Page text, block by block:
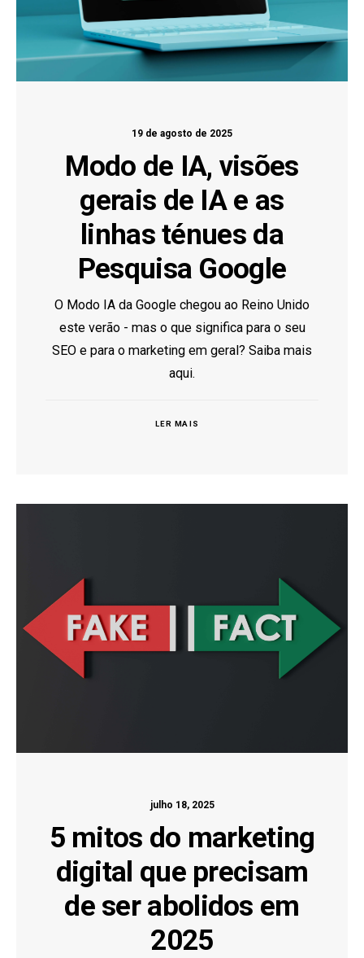
19 de agosto de 2025
Modo de IA, visões
gerais de IA e as
linhas ténues da
Pesquisa Google
O Modo IA da Google chegou ao Reino Unido
este verão - mas o que significa para o seu
SEO e para o marketing em geral? Saiba mais
aqui.
LER MAIS
julho 18, 2025
5 mitos do marketing
digital que precisam
de ser abolidos em
2025